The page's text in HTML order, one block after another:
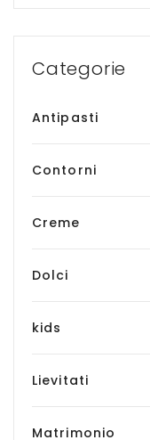
Categorie
Antipasti
Contorni
Creme
Dolci
kids
Lievitati
Matrimonio